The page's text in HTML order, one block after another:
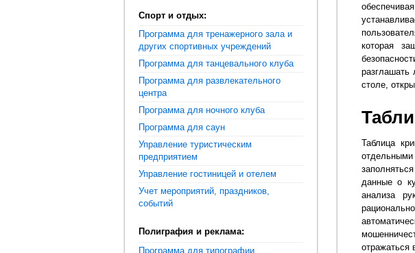
которая
столе,
Таблица
данные о
анализа
отражаться
Спорт и отдых:
Программа для тренажерного зала и
других спортивных учреждений
Программа для танцевального клуба
Программа для развлекательного
центра
Программа для ночного клуба
Программа для саун
Управление туристическим
предприятием
Управление гостиницей и отелем
Учет мероприятий, праздников,
событий
Полиграфия и реклама:
Программа для типографии